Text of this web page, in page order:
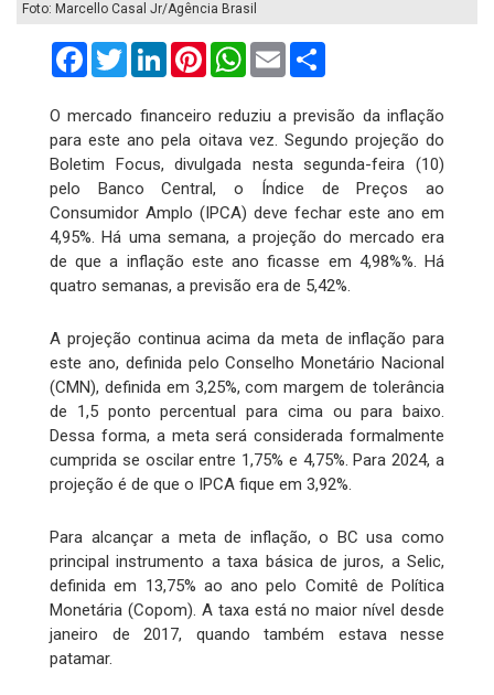
Foto: Marcello Casal Jr/Agência Brasil
FacebookTwitterLinkedInPinterestWhatsApp
Email
O mercado financeiro reduziu a previsão da inflação
para este ano pela oitava vez. Segundo projeção do
Boletim Focus, divulgada nesta segunda-feira (10)
pelo Banco Central, o Índice de Preços ao
Consumidor Amplo (IPCA) deve fechar este ano em
4,95%. Há uma semana, a projeção do mercado era
de que a inflação este ano ficasse em 4,98%%. Há
quatro semanas, a previsão era de 5,42%.
A projeção continua acima da meta de inflação para
este ano, definida pelo Conselho Monetário Nacional
(CMN), definida em 3,25%, com margem de tolerância
de 1,5 ponto percentual para cima ou para baixo.
Dessa forma, a meta será considerada formalmente
cumprida se oscilar entre 1,75% e 4,75%. Para 2024, a
projeção é de que o IPCA fique em 3,92%.
Para alcançar a meta de inflação, o BC usa como
principal instrumento a taxa básica de juros, a Selic,
definida em 13,75% ao ano pelo Comitê de Política
Monetária (Copom). A taxa está no maior nível desde
janeiro de 2017, quando também estava nesse
patamar.